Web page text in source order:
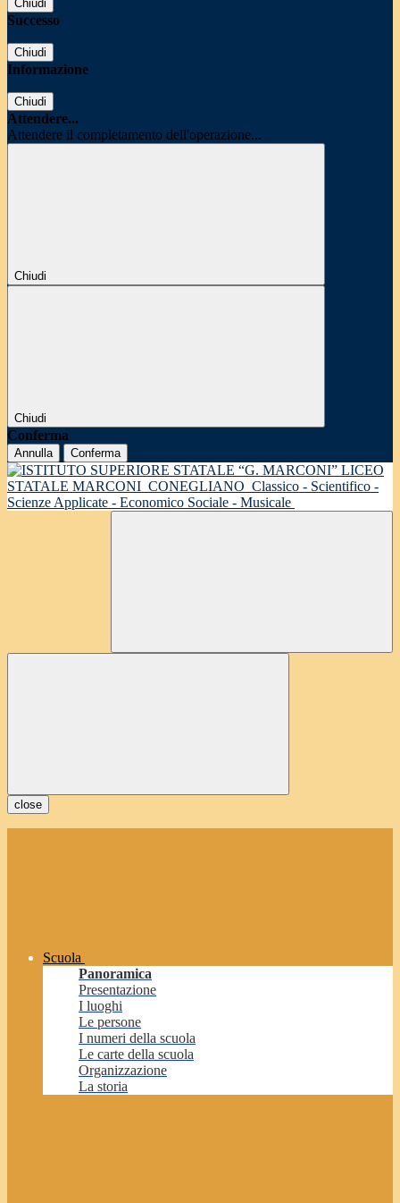
Chiudi
Successo
Chiudi
Informazione
Chiudi
Attendere...
Attendere il completamento dell'operazione...
Chiudi
Chiudi
Conferma
Annulla Conferma
LICEO
STATALE MARCONI CONEGLIANO Classico - Scientifico -
Scienze Applicate - Economico Sociale - Musicale
close
Scuola
Panoramica
Presentazione
I luoghi
Le persone
I numeri della scuola
Le carte della scuola
Organizzazione
La storia